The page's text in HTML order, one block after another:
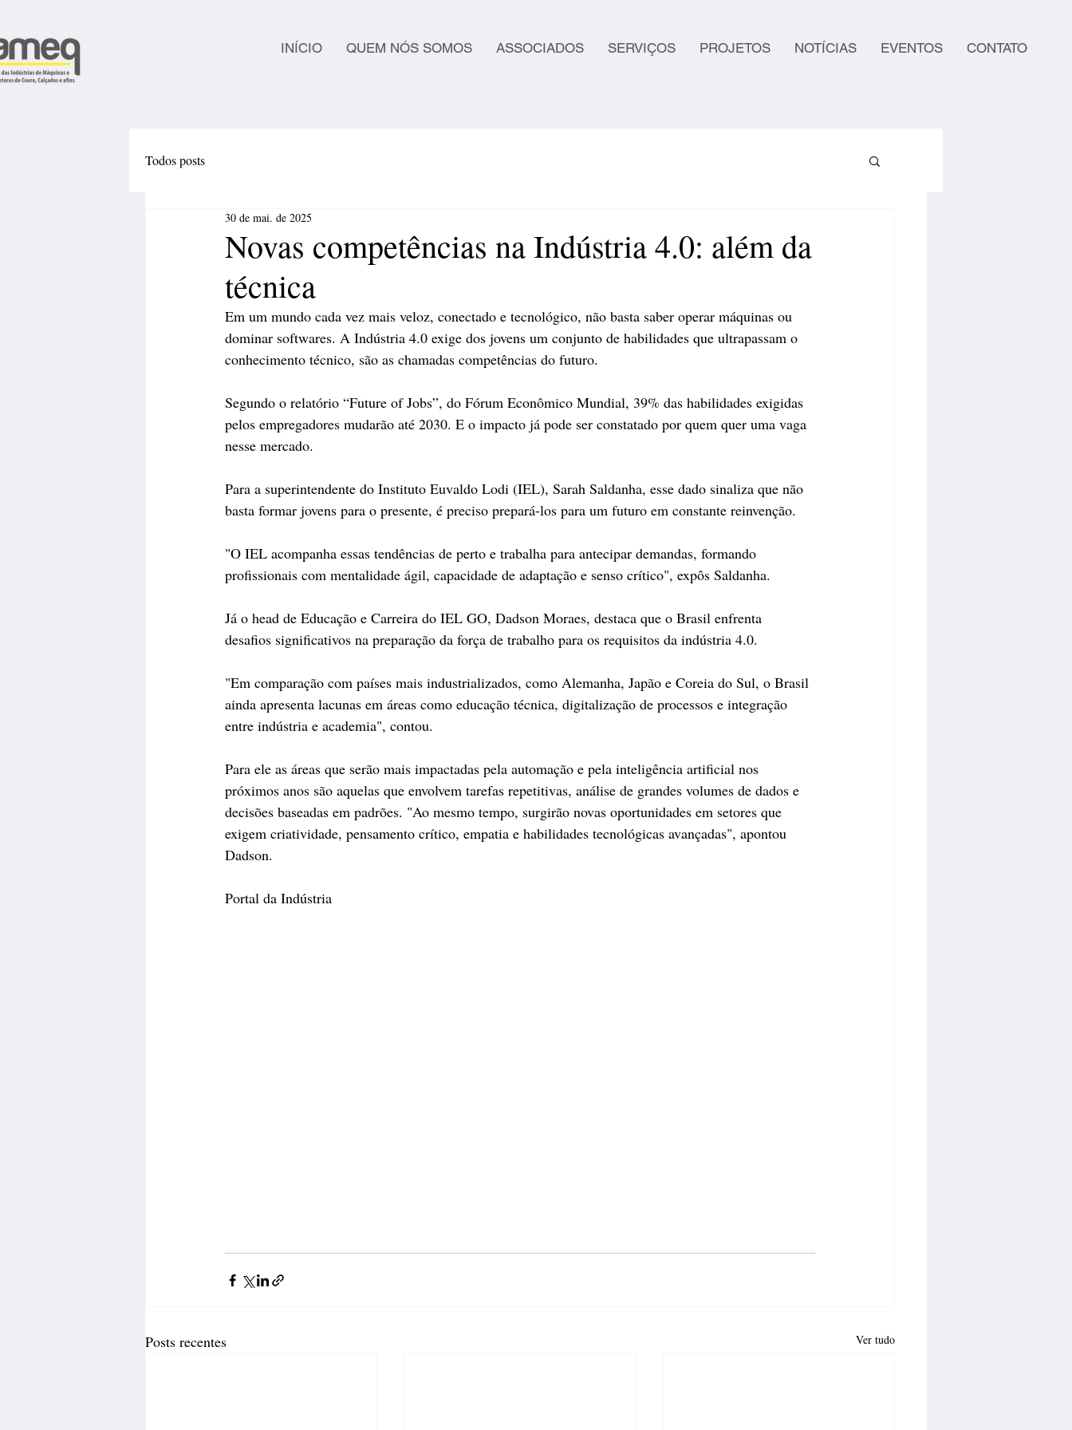
INÍCIO QUEM NÓS SOMOS ASSOCIADOS SERVIÇOS PROJETOS NOTÍCIAS EVENTOS CONTATO
Todos posts
Novas competências na Indústria 4.0: além da
técnica
30 de mai. de 2025
Em um mundo cada vez mais veloz, conectado e tecnológico, não basta saber operar máquinas ou
dominar softwares. A Indústria 4.0 exige dos jovens um conjunto de habilidades que ultrapassam o
conhecimento técnico, são as chamadas competências do futuro.
Segundo o relatório “Future of Jobs”, do Fórum Econômico Mundial, 39% das habilidades exigidas
pelos empregadores mudarão até 2030. E o impacto já pode ser constatado por quem quer uma vaga
nesse mercado.
Para a superintendente do Instituto Euvaldo Lodi (IEL), Sarah Saldanha, esse dado sinaliza que não
basta formar jovens para o presente, é preciso prepará-los para um futuro em constante reinvenção.
"O IEL acompanha essas tendências de perto e trabalha para antecipar demandas, formando
profissionais com mentalidade ágil, capacidade de adaptação e senso crítico", expôs Saldanha.
Já o head de Educação e Carreira do IEL GO, Dadson Moraes, destaca que o Brasil enfrenta
desafios significativos na preparação da força de trabalho para os requisitos da indústria 4.0.
"Em comparação com países mais industrializados, como Alemanha, Japão e Coreia do Sul, o Brasil
ainda apresenta lacunas em áreas como educação técnica, digitalização de processos e integração
entre indústria e academia", contou.
Para ele as áreas que serão mais impactadas pela automação e pela inteligência artificial nos
próximos anos são aquelas que envolvem tarefas repetitivas, análise de grandes volumes de dados e
decisões baseadas em padrões. "Ao mesmo tempo, surgirão novas oportunidades em setores que
exigem criatividade, pensamento crítico, empatia e habilidades tecnológicas avançadas", apontou
Dadson.
Portal da Indústria
Posts recentes Ver tudo